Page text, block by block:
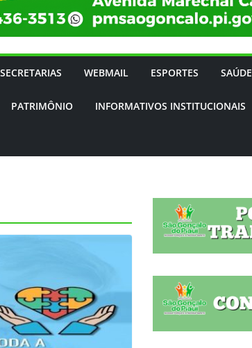
SECRETARIAS WEBMAIL ESPORTES SAÚDE
PATRIMÔNIO INFORMATIVOS INSTITUCIONAIS